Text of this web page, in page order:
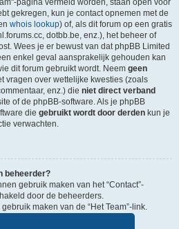
pagina vermeld worden, staan open voor
gekregen, kun je contact opnemen met de
whois lookup) of, als dit forum op een gratis
dotbb.be, enz.), het beheer of
Wees je er bewust van dat phpBB Limited
enkel geval aansprakelijk gehouden kan
dit forum gebruikt wordt. Neem geen
vragen over wettelijke kwesties (zoals
enz.) die niet direct verband
of de phpBB-software. Als je phpBB
die gebruikt wordt door derden kun je
verwachten.
beheerder?
gebruik maken van het “Contact”-
door de beheerders.
maken van de “Het Team”-link.